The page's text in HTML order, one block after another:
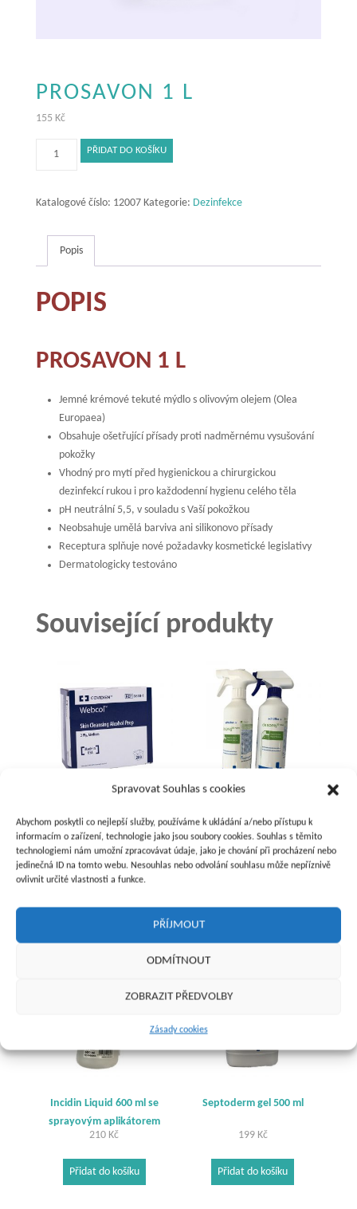
Spravovat Souhlas s cookies
Abychom poskytli co nejlepší služby, používáme k ukládání a/nebo přístupu k
informacím o zařízení, technologie jako jsou soubory cookies. Souhlas s těmito
technologiemi nám umožní zpracovávat údaje, jako je chování při procházení nebo
jedinečná ID na tomto webu. Nesouhlas nebo odvolání souhlasu může nepříznivě
ovlivnit určité vlastnosti a funkce.
PŘÍJMOUT
ODMÍTNOUT
ZOBRAZIT PŘEDVOLBY
Zásady cookies
PROSAVON 1 L
155 Kč
Prosavon
množství
PŘIDAT DO KOŠÍKU
Katalogové číslo: 12007 Kategorie: Dezinfekce
Popis
POPIS
PROSAVON 1 L
Jemné krémové tekuté mýdlo s olivovým olejem (Olea
Europaea)
Obsahuje ošetřující přísady proti nadměrnému vysušování
pokožky
Vhodný pro mytí před hygienickou a chirurgickou
dezinfekcí rukou i pro každodenní hygienu celého těla
pH neutrální 5,5, v souladu s Vaší pokožkou
Neobsahuje umělá barviva ani silikonovo přísady
Receptura splňuje nové požadavky kosmetické legislativy
Dermatologicky testováno
Související produkty
Webcol 3,3 x 3,1 cm (200 ks)
150Kč
Desprej 500 ml s
rozprašovačem
220 Kč
Incidin Liquid 600 ml se
sprayovým aplikátorem
210 Kč
Přidat do košíku
Septoderm gel 500 ml
199 Kč
Přidat do košíku